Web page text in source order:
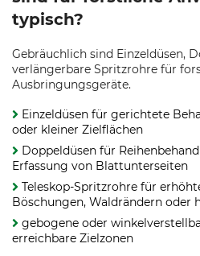
typisch?
Gebräuchlich sind Einzeldüsen,
verlängerbare Spritzrohre für
Ausbringungsgeräte.
Einzeldüsen für gerichtete
oder kleiner Zielflächen
Doppeldüsen für
Erfassung von Blattunterseiten
Teleskop-Spritzrohre für
Böschungen, Waldrändern oder
gebogene oder
erreichbare Zielzonen